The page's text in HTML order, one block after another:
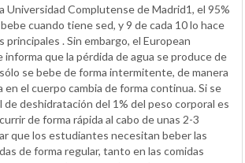
Universidad Complutense de Madrid1, el 95%
cuando tiene sed, y 9 de cada 10 lo hace
principales . Sin embargo, el European
que la pérdida de agua se produce de
se bebe de forma intermitente, de manera
en el cuerpo cambia de forma continua. Si se
de deshidratación del 1% del peso corporal es
de forma rápida al cabo de unas 2-3
que los estudiantes necesitan beber las
de forma regular, tanto en las comidas